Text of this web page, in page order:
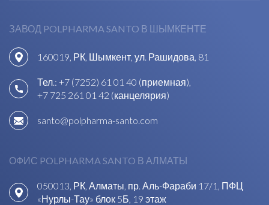
ЗАВОД POLPHARMA SANTO В ШЫМКЕНТЕ
160019, РК, Шымкент, ул. Рашидова, 81
Тел.: +7 (7252) 61 01 40 (приемная),
+7 725 261 01 42 (канцелярия)
santo@polpharma-santo.com
ОФИС POLPHARMA SANTO В АЛМАТЫ
050013, РК, Алматы, пр. Аль-Фараби 17/1, ПФЦ
«Нурлы-Тау» блок 5Б, 19 этаж